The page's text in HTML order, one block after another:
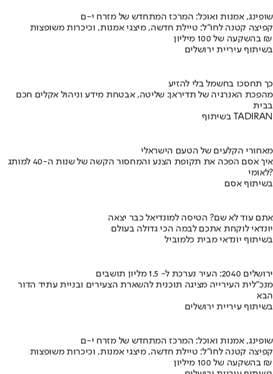
שופינג, אמנות ואוכל: המרכז המתחדש של מזרח י-ם
קפיצה קטנה לחו"ל: טיילת חדשה, מיצגי אמנות, וכיכרות משופצות
בהשקעה של 100 מיליון ₪
בשיתוף עיריית ירושלים
כך תחסכו בחשמל בלי להזיע
מהפכת האנרגיה של תדיראן: שליטה, אבטחת מידע וניהול אקלים חכם
בבית
בשיתוף TADIRAN
מאחורי הקלעים של הטעם הישראלי
איך אסם הפכה את תקופת הצנע והמחסור הקשה של שנות ה-40 למותג
לאומי?
בשיתוף אסם
אתם עוד לא שם? הטיסה למונדיאל כבר יצאה
יונדאי לוקחת אתכם לבמה הכי גדולה בעולם
בשיתוף יונדאי מבית כלמוביל
ירושלים 2040: העיר נערכת ל- 1.5 מליון תושבים
מנכ"לית העירייה מציגה תוכנית להשארת הצעירים ובניית עתיד הדור
הבא
בשיתוף עיריית ירושלים
שופינג, אמנות ואוכל: המרכז המתחדש של מזרח י-ם
קפיצה קטנה לחו"ל: טיילת חדשה, מיצגי אמנות, וכיכרות משופצות
בהשקעה של 100 מיליון ₪